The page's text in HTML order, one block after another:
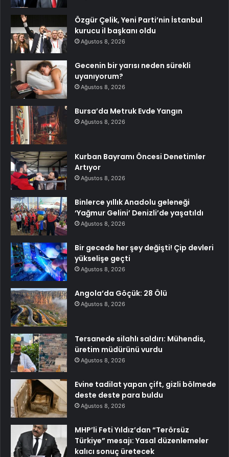
Özgür Çelik, Yeni Parti’nin İstanbul
kurucu il başkanı oldu
Ağustos 8, 2026
Gecenin bir yarısı neden sürekli
uyanıyorum?
Ağustos 8, 2026
Bursa’da Metruk Evde Yangın
Ağustos 8, 2026
Kurban Bayramı Öncesi Denetimler
Artıyor
Ağustos 8, 2026
Binlerce yıllık Anadolu geleneği
‘Yağmur Gelini’ Denizli’de yaşatıldı
Ağustos 8, 2026
Bir gecede her şey değişti! Çip devleri
yükselişe geçti
Ağustos 8, 2026
Angola’da Göçük: 28 Ölü
Ağustos 8, 2026
Tersanede silahlı saldırı: Mühendis,
üretim müdürünü vurdu
Ağustos 8, 2026
Evine tadilat yapan çift, gizli bölmede
deste deste para buldu
Ağustos 8, 2026
MHP’li Feti Yıldız’dan “Terörsüz
Türkiye” mesajı: Yasal düzenlemeler
kalıcı sonuç üretecek